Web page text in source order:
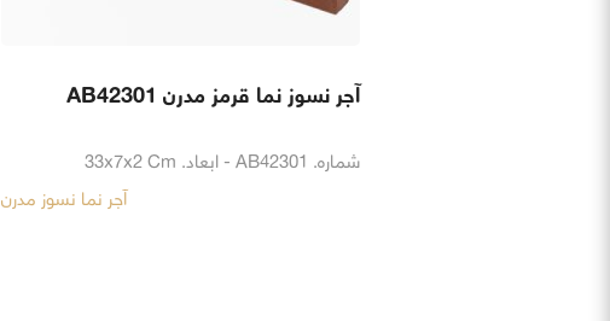
آجر نسوز نما قرمز مدرن AB42301
شماره. AB42301 - ابعاد. 33x7x2 Cm
آجر نما نسوز مدرن